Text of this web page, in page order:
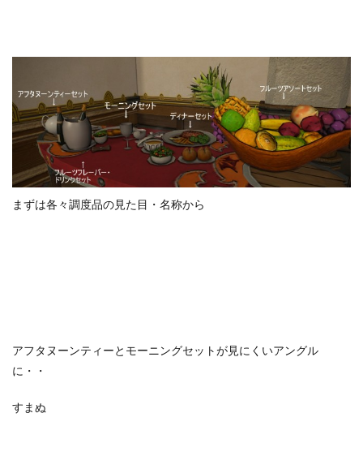
まずは各々調度品の見た目・名称から
アフタヌーンティーとモーニングセットが見にくいアングル
に・・
すまぬ